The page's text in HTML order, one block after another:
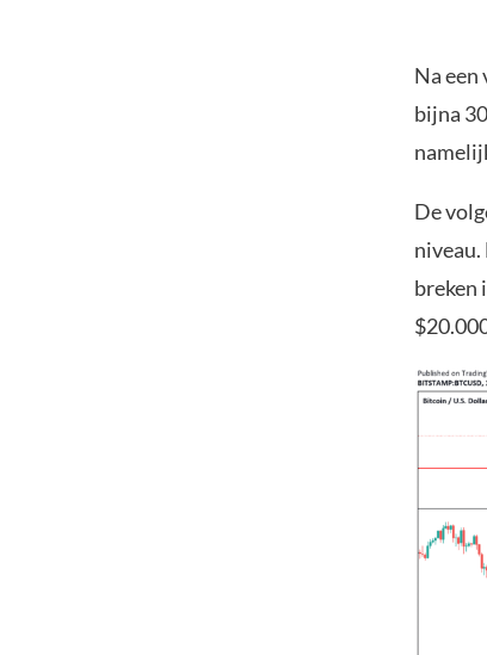
Na
bijna
De
niveau.
breken